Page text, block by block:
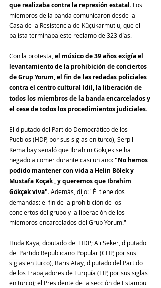
que realizaba contra la represión estatal. Los
miembros de la banda comunicaron desde la
Casa de la Resistencia de Küçükarmutlu, que el
bajista terminaba este reclamo de 323 días.
Con la protesta, el músico de 39 años exigía el
levantamiento de la prohibición de conciertos
de Grup Yorum, el fin de las redadas policiales
contra el centro cultural Idil, la liberación de
todos los miembros de la banda encarcelados y
el cese de todos los procedimientos judiciales.
El diputado del Partido Democrático de los
Pueblos (HDP, por sus siglas en turco), Serpil
Kemalbay señaló que Ibrahim Gökçek se ha
negado a comer durante casi un año: "No hemos
podido mantener con vida a Helin Bölek y
Mustafa Koçak , y queremos que Ibrahim
Gökçek viva". Además, dijo: "Él tiene dos
demandas: el fin de la prohibición de los
conciertos del grupo y la liberación de los
miembros encarcelados del Grup Yorum."
Huda Kaya, diputado del HDP; Ali Seker, diputado
del Partido Republicano Popular (CHP, por sus
siglas en turco), Baris Atay, diputado del Partido
de los Trabajadores de Turquía (TIP, por sus siglas
en turco); el Presidente de la sección de Estambul